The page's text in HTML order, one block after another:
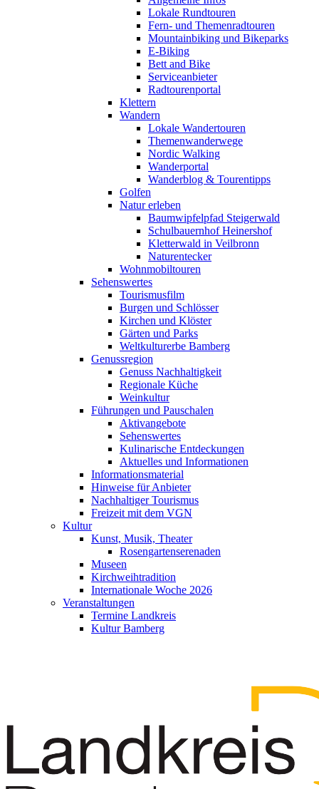
Lokale Rundtouren
Fern- und Themenradtouren
Mountainbiking und Bikeparks
E-Biking
Bett and Bike
Serviceanbieter
Radtourenportal
Klettern
Wandern
Lokale Wandertouren
Themenwanderwege
Nordic Walking
Wanderportal
Wanderblog & Tourentipps
Golfen
Natur erleben
Baumwipfelpfad Steigerwald
Schulbauernhof Heinershof
Kletterwald in Veilbronn
Naturentecker
Wohnmobiltouren
Sehenswertes
Tourismusfilm
Burgen und Schlösser
Kirchen und Klöster
Gärten und Parks
Weltkulturerbe Bamberg
Genussregion
Genuss Nachhaltigkeit
Regionale Küche
Weinkultur
Führungen und Pauschalen
Aktivangebote
Sehenswertes
Kulinarische Entdeckungen
Aktuelles und Informationen
Informationsmaterial
Hinweise für Anbieter
Nachhaltiger Tourismus
Freizeit mit dem VGN
Kultur
Kunst, Musik, Theater
Rosengartenserenaden
Museen
Kirchweihtradition
Internationale Woche 2026
Veranstaltungen
Termine Landkreis
Kultur Bamberg